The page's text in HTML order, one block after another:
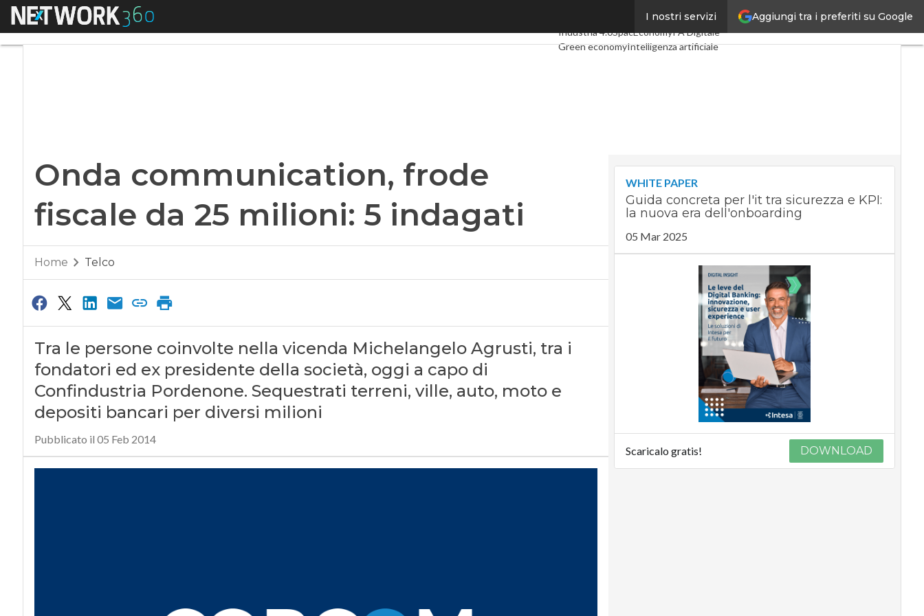
Aggiungi tra i preferiti su Google
I nostri servizi
Menu Digital Economy Telco
Industria 4.0SpacEconomyPA Digitale
Green economyIntelligenza artificiale
Onda communication, frode
fiscale da 25 milioni: 5 indagati
Home Telco
Tra le persone coinvolte nella vicenda Michelangelo Agrusti, tra i
fondatori ed ex presidente della società, oggi a capo di
Confindustria Pordenone. Sequestrati terreni, ville, auto, moto e
depositi bancari per diversi milioni
Pubblicato il 05 Feb 2014
WHITE PAPER
Guida concreta per l'it tra sicurezza e KPI:
la nuova era dell'onboarding
05 Mar 2025
Scaricalo gratis! DOWNLOAD